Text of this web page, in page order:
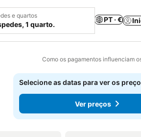
e quartos
1 quarto.
PT · €
Como os pagamentos influenciam
aos favoritos
Selecione as datas para ver os
Ver preços